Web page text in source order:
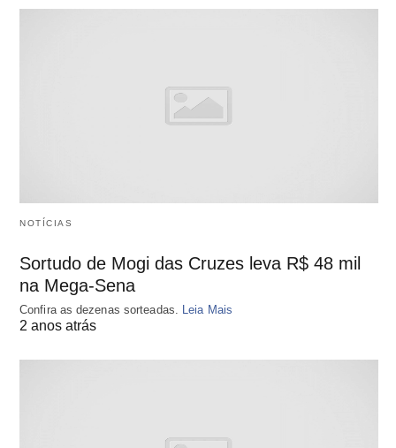
NOTÍCIAS
Sortudo de Mogi das Cruzes leva R$ 48 mil
na Mega-Sena
Confira as dezenas sorteadas. Leia Mais
2 anos atrás